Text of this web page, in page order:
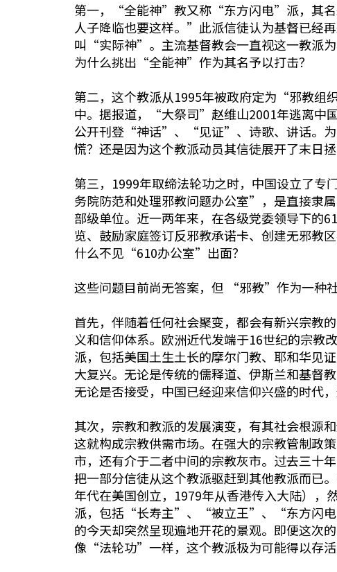
第一，“全能神”教又称“东方闪电”派，其名
人子降临也要这样。”此派信徒认为基督已
叫“实际神”。主流基督教会一直视这一教派
为什么挑出“全能神”作为其名予以打击？
第二，这个教派从1995年被政府定为“邪教组
中。据报道，“大祭司”赵维山2001年逃离中
公开刊登“神话”、“见证”、诗歌、讲话。为
慌？还是因为这个教派动员其信徒展开了末日
第三，1999年取缔法轮功之时，中国设立了
务院防范和处理邪教问题办公室”，是直接隶
部级单位。近一两年来，在各级党委领导下的
览、鼓励家庭签订反邪教承诺卡、创建无邪
什么不见“610办公室”出面？
这些问题目前尚无答案，但 “邪教”作为一种
首先，伴随着任何社会聚变，都会有新兴宗教
义和信仰体系。欧洲近代发端于16世纪的宗教
派，包括美国土生土长的摩尔门教、耶和华见
大复兴。无论是传统的儒释道、伊斯兰和基督
无论是否接受，中国已经迎来信仰兴盛的时代
其次，宗教和教派的发展演变，有其社会根源
这就构成宗教供需市场。在强大的宗教管制政
市，还有介于二者中间的宗教灰市。过去三
把一部分信徒从这个教派驱赶到其他教派而已
年代在美国创立，1979年从香港传入大陆）
派，包括“长寿主”、“被立王”、“东方闪电
的今天却突然呈现遍地开花的景观。即便这
像“法轮功”一样，这个教派极为可能得以存活